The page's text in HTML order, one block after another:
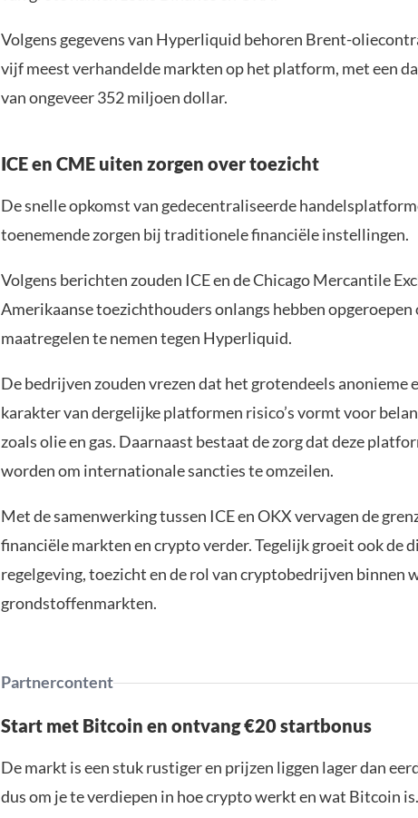
Volgens gegevens van Hyperliquid behoren Brent-
vijf meest verhandelde markten op het platform, met een
van ongeveer 352 miljoen dollar.
ICE en CME uiten zorgen over toezicht
De snelle opkomst van gedecentraliseerde
toenemende zorgen bij traditionele financiële instellingen.
Volgens berichten zouden ICE en de Chicago Mercantile
Amerikaanse toezichthouders onlangs hebben opgeroepen
maatregelen te nemen tegen Hyperliquid.
De bedrijven zouden vrezen dat het grotendeels anonieme
karakter van dergelijke platformen risico’s vormt voor
zoals olie en gas. Daarnaast bestaat de zorg dat deze
worden om internationale sancties te omzeilen.
Met de samenwerking tussen ICE en OKX vervagen de
financiële markten en crypto verder. Tegelijk groeit ook de
regelgeving, toezicht en de rol van cryptobedrijven binnen
grondstoffenmarkten.
Partnercontent
Start met Bitcoin en ontvang €20 startbonus
De markt is een stuk rustiger en prijzen liggen lager dan
dus om je te verdiepen in hoe crypto werkt en wat Bitcoin is.